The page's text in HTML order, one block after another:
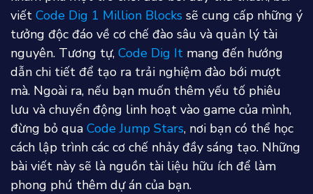
viết Code Dig 1 Million Blocks sẽ cung cấp những ý
tưởng độc đáo về cơ chế đào sâu và quản lý tài
nguyên. Tương tự, Code Dig It mang đến hướng
dẫn chi tiết để tạo ra trải nghiệm đào bới mượt
mà. Ngoài ra, nếu bạn muốn thêm yếu tố phiêu
lưu và chuyển động linh hoạt vào game của mình,
đừng bỏ qua Code Jump Stars, nơi bạn có thể học
cách lập trình các cơ chế nhảy đầy sáng tạo. Những
bài viết này sẽ là nguồn tài liệu hữu ích để làm
phong phú thêm dự án của bạn.